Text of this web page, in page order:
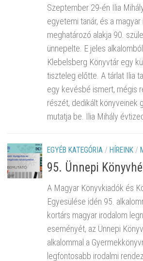
Szeptember 29-én Ilia
egyetemi tanár, és a
meghatározó alakja 90.
ünnepelte. E jeles
Klebelsberg Könyvtár egy
tiszteleg előtte. A tárlat Ilia
egy kevésbé ismert, mégis
részét, dedikált könyveinek
mutatja be. Ilia Mihály
EGYÉB KATEGÓRIA / HÍREINK /
95. Ünnepi
A Magyar Könyvkiadók és
Egyesülése idén 95.
kortárs magyar irodalom
eseményét, az Ünnepi
alkalommal a
legfontosabb irodalmi